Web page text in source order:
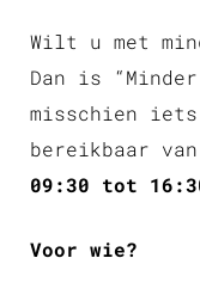
Wilt u met
Dan is “Minder
misschien
bereikbaar van
09:30 tot
Voor wie?